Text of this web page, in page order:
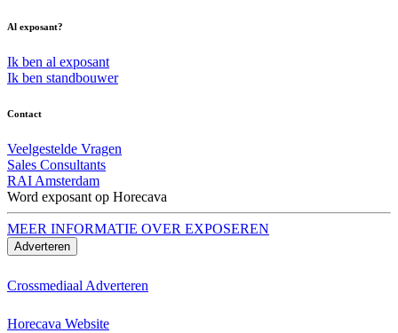
Al exposant?
Ik ben al exposant
Ik ben standbouwer
Contact
Veelgestelde Vragen
Sales Consultants
RAI Amsterdam
Word exposant op Horecava
MEER INFORMATIE OVER EXPOSEREN
Adverteren
Crossmediaal Adverteren
Horecava Website